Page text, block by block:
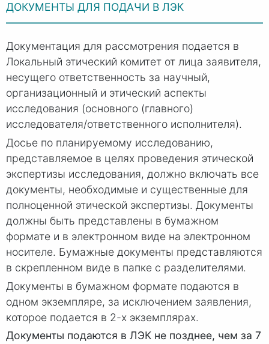
ДОКУМЕНТЫ ДЛЯ ПОДАЧИ В ЛЭК
Документация для рассмотрения подается в
Локальный этический комитет от лица заявителя,
несущего ответственность за научный,
организационный и этический аспекты
исследования (основного (главного)
исследователя/ответственного исполнителя).
Досье по планируемому исследованию,
представляемое в целях проведения этической
экспертизы исследования, должно включать все
документы, необходимые и существенные для
полноценной этической экспертизы. Документы
должны быть представлены в бумажном
формате и в электронном виде на электронном
носителе. Бумажные документы представляются
в скрепленном виде в папке с разделителями.
Документы в бумажном формате подаются в
одном экземпляре, за исключением заявления,
которое подается в 2-х экземплярах.
Документы подаются в ЛЭК не позднее, чем за 7